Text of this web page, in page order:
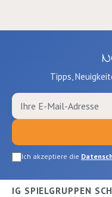
Tipps,
Ich akzeptiere die
IG SPIELGRUPPEN